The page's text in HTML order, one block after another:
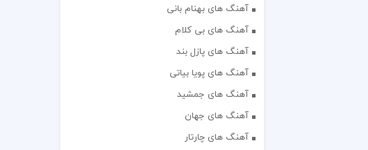
آهنگ های بهنام بانی
آهنگ های بی کلام
آهنگ های پازل بند
آهنگ های پویا بیاتی
آهنگ های جمشید
آهنگ های جهان
آهنگ های چارتار